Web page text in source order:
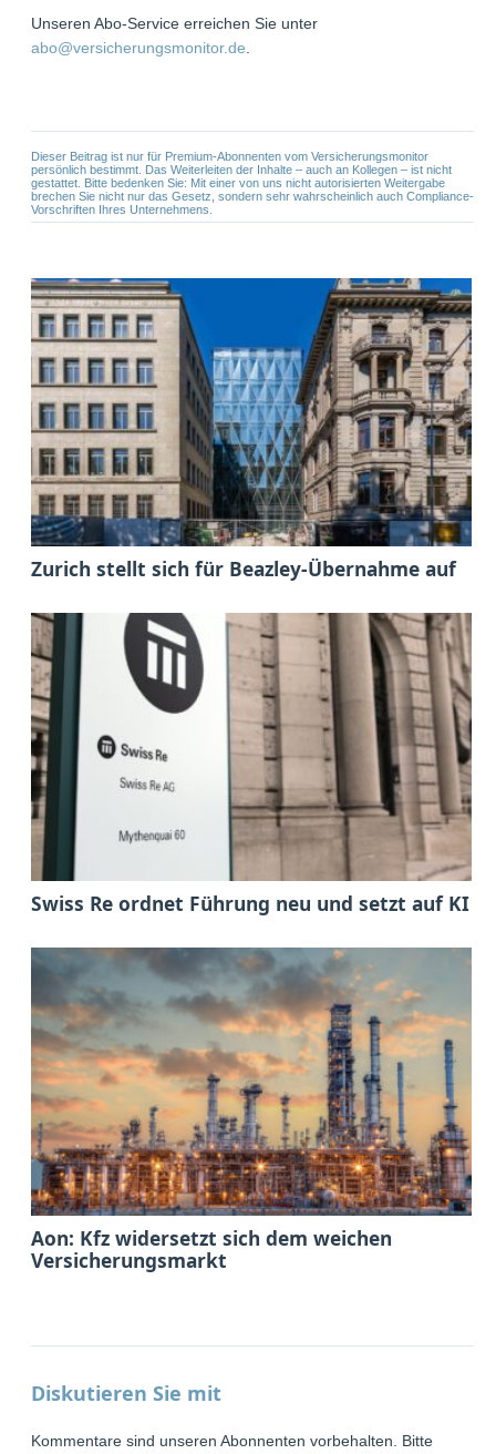
Unseren Abo-Service erreichen Sie unter
abo@versicherungsmonitor.de
Dieser Beitrag ist nur für Premium-Abonnenten vom Versicherungsmonitor
persönlich bestimmt. Das Weiterleiten der Inhalte – auch an Kollegen – ist nicht
gestattet. Bitte bedenken Sie: Mit einer von uns nicht autorisierten Weitergabe
brechen Sie nicht nur das Gesetz, sondern sehr wahrscheinlich auch Compliance-
Vorschriften Ihres Unternehmens.
Zurich stellt sich für Beazley-Übernahme auf
Swiss Re ordnet Führung neu und setzt auf KI
Aon: Kfz widersetzt sich dem weichen
Versicherungsmarkt
Diskutieren Sie mit
Kommentare sind unseren Abonnenten vorbehalten. Bitte